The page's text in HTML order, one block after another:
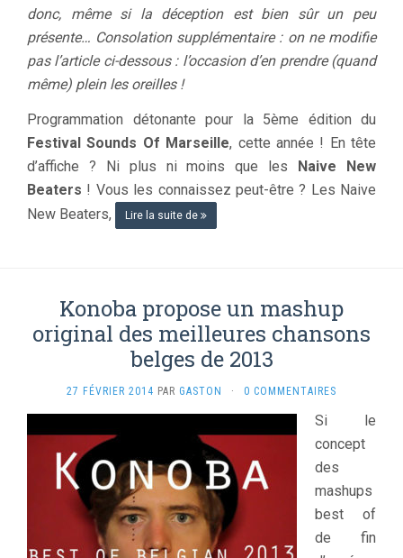
donc, même si la déception est bien sûr un peu
présente… Consolation supplémentaire : on ne modifie
pas l’article ci-dessous : l’occasion d’en prendre (quand
même) plein les oreilles !
Programmation détonante pour la 5ème édition du
Festival Sounds Of Marseille, cette année ! En tête
d’affiche ? Ni plus ni moins que les Naive New
Beaters ! Vous les connaissez peut-être ? Les Naive
New Beaters,
Lire la suite de
Konoba propose un mashup
original des meilleures chansons
belges de 2013
27 FÉVRIER 2014 PAR GASTON · 0 COMMENTAIRES
Si le
concept
des
mashups
best of
de fin